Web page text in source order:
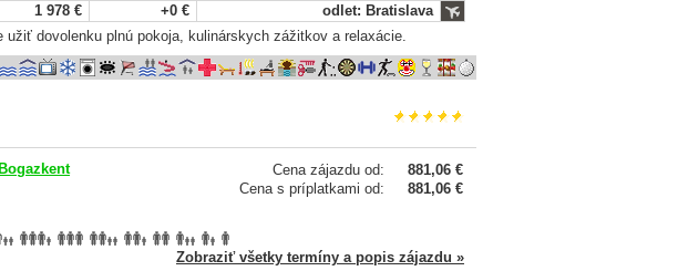
1 978 € +0 €
odlet: Bratislava
dovolenku plnú pokoja, kulinárskych zážitkov a relaxácie.
Cena zájazdu od:
881,06 €
Cena s príplatkami od:
881,06 €
Zobraziť všetky termíny a popis zájazdu »